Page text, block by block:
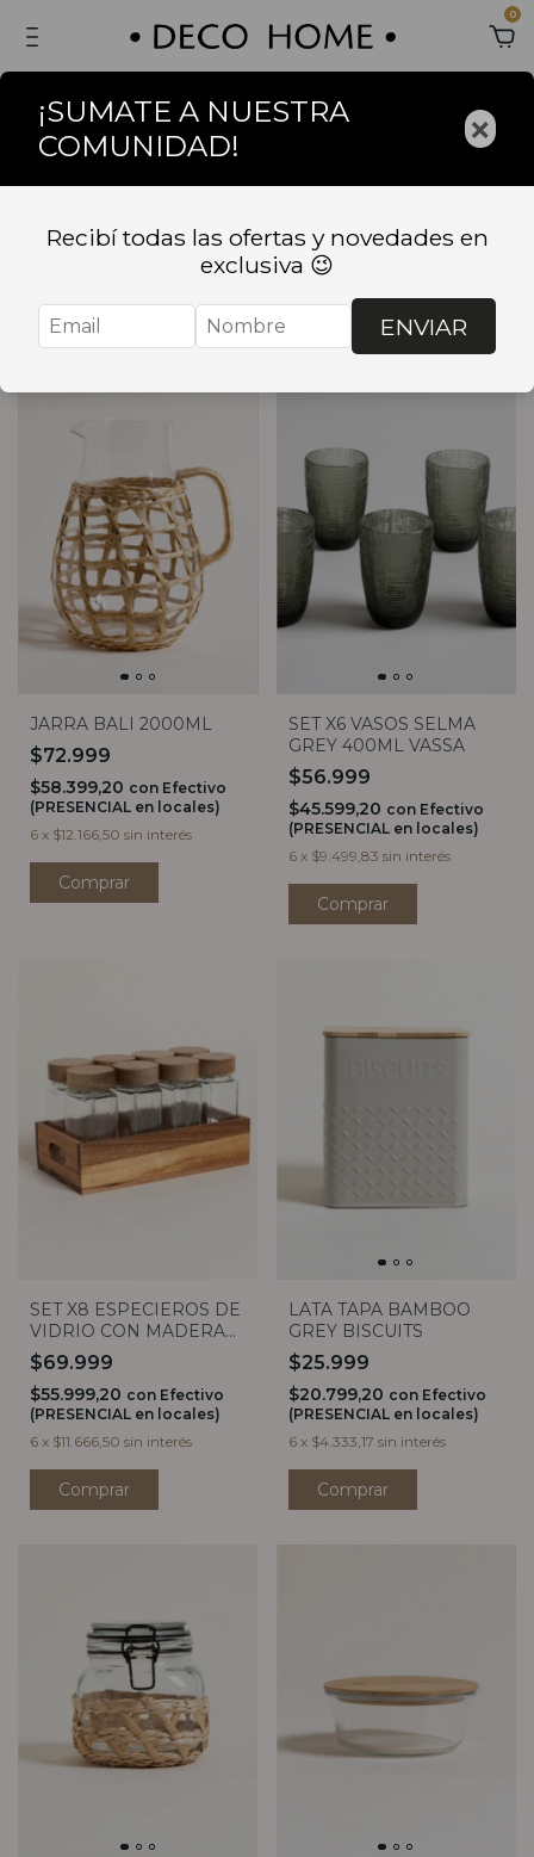
0
Inicio . BAZAR
BAZAR
Filtrar
JARRA BALI 2000ML
$72.999
$58.399,20 con Efectivo
(PRESENCIAL en locales)
6 x $12.166,50 sin interés
SET X6 VASOS SELMA
GREY 400ML VASSA
$56.999
$45.599,20 con Efectivo
(PRESENCIAL en locales)
6 x $9.499,83 sin interés
SET X8 ESPECIEROS DE
VIDRIO CON MADERA
DE ACACIA
$69.999
$55.999,20 con Efectivo
(PRESENCIAL en locales)
6 x $11.666,50 sin interés
LATA TAPA BAMBOO
GREY BISCUITS
$25.999
$20.799,20 con Efectivo
(PRESENCIAL en locales)
6 x $4.333,17 sin interés
¡SUMATE A NUESTRA
COMUNIDAD!
×
Recibí todas las ofertas y novedades en
exclusiva 😉
ENVIAR